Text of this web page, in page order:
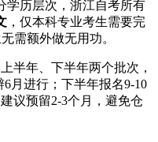
学历层次，浙江自考所有
，仅本科专业考生需要完
需额外做无用功。
半年、下半年两个批次，
6月进行；下半年报名9-10
议预留2-3个月，避免仓